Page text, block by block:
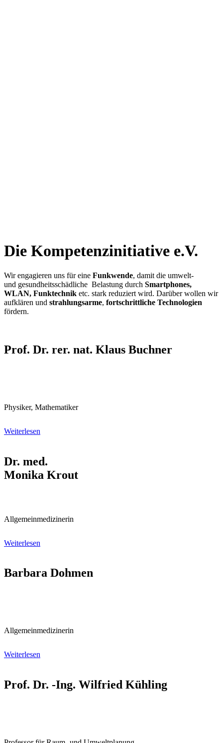
Die Kompetenz­initiative e.V.
Wir engagieren uns für eine Funkwende, damit die umwelt-
und gesundheitsschädliche Belastung durch Smartphones,
WLAN, Funktechnik etc. stark reduziert wird. Darüber wollen wir
aufklären und strahlungsarme, fortschrittliche Technologien
fördern.
Prof. Dr. rer. nat. Klaus Buchner
Physiker, Mathe­matiker
Weiterlesen
Dr. med.
Monika Krout
Allgemein­medizinerin
Weiterlesen
Barbara Dohmen
Allgemein­medizinerin
Weiterlesen
Prof. Dr. -Ing. Wilfried Kühling